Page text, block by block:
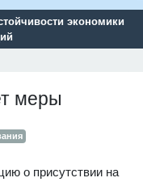
экономики
меры
о присутствии на